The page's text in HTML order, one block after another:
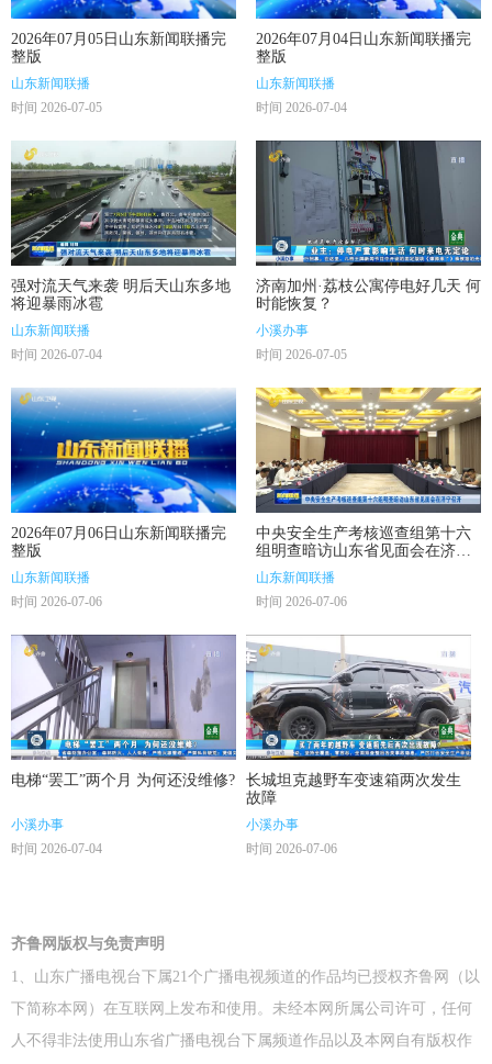
2026年07月05日山东新闻联播完
整版
山东新闻联播
时间 2026-07-05
2026年07月04日山东新闻联播完
整版
山东新闻联播
时间 2026-07-04
强对流天气来袭 明后天山东多地
将迎暴雨冰雹
山东新闻联播
时间 2026-07-04
济南加州·荔枝公寓停电好几天 何
时能恢复？
小溪办事
时间 2026-07-05
2026年07月06日山东新闻联播完
整版
山东新闻联播
时间 2026-07-06
中央安全生产考核巡查组第十六
组明查暗访山东省见面会在济宁
召开
山东新闻联播
时间 2026-07-06
电梯“罢工”两个月 为何还没维修?
小溪办事
时间 2026-07-04
长城坦克越野车变速箱两次发生
故障
小溪办事
时间 2026-07-06
齐鲁网版权与免责声明
1、山东广播电视台下属21个广播电视频道的作品均已授权齐鲁网（以
下简称本网）在互联网上发布和使用。未经本网所属公司许可，任何
人不得非法使用山东省广播电视台下属频道作品以及本网自有版权作